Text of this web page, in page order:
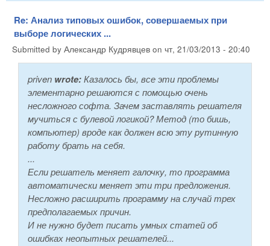
Re: Анализ типовых ошибок, совершаемых при
выборе логических ...
Submitted by Александр Кудрявцев on чт, 21/03/2013 - 20:40
priven wrote:Казалось бы, все эти проблемы
элементарно решаются с помощью очень
несложного софта. Зачем заставлять решателя
мучиться с булевой логикой? Метод (то бишь,
компьютер) вроде как должен всю эту рутинную
работу брать на себя.
...
Если решатель меняет галочку, то программа
автоматически меняет эти три предложения.
Несложно расширить программу на случай трех
предполагаемых причин.
И не нужно будет писать умных статей об
ошибках неопытных решателей...